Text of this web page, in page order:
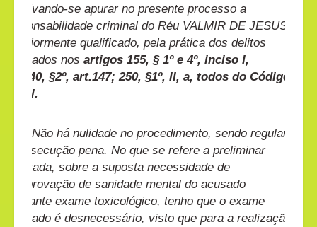
objetivando-se apurar no presente processo a
responsabilidade criminal do Réu VALMIR DE JESUS
anteriormente qualificado, pela prática dos delitos
tipificados nos artigos 155, § 1º e 4º, inciso I,
art.140, §2º, art.147; 250, §1º, II, a, todos do Código
Penal.
Não há nulidade no procedimento, sendo regular
a persecução pena. No que se refere a preliminar
aventada, sobre a suposta necessidade de
comprovação de sanidade mental do acusado
mediante exame toxicológico, tenho que o exame
pleiteado é desnecessário, visto que para a realização